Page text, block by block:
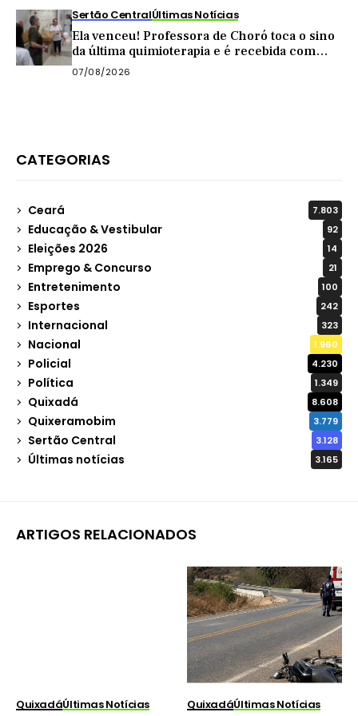
Sertão CentralÚltimas Notícias
Ela venceu! Professora de Choró toca o sino
da última quimioterapia e é recebida com
carreata
07/08/2026
CATEGORIAS
Ceará 7.803
Educação & Vestibular 92
Eleições 2026 14
Emprego & Concurso 21
Entretenimento 100
Esportes 242
Internacional 323
Nacional 1.960
Policial 4.230
Política 1.349
Quixadá 8.608
Quixeramobim 3.779
Sertão Central 3.128
Últimas notícias 3.165
ARTIGOS RELACIONADOS
QuixadáÚltimas Notícias QuixadáÚltimas Notícias